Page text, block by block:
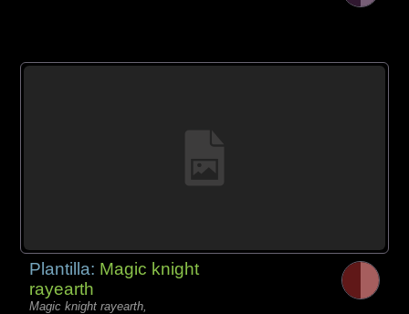
Plantilla: Magic knight
rayearth
Magic knight rayearth,